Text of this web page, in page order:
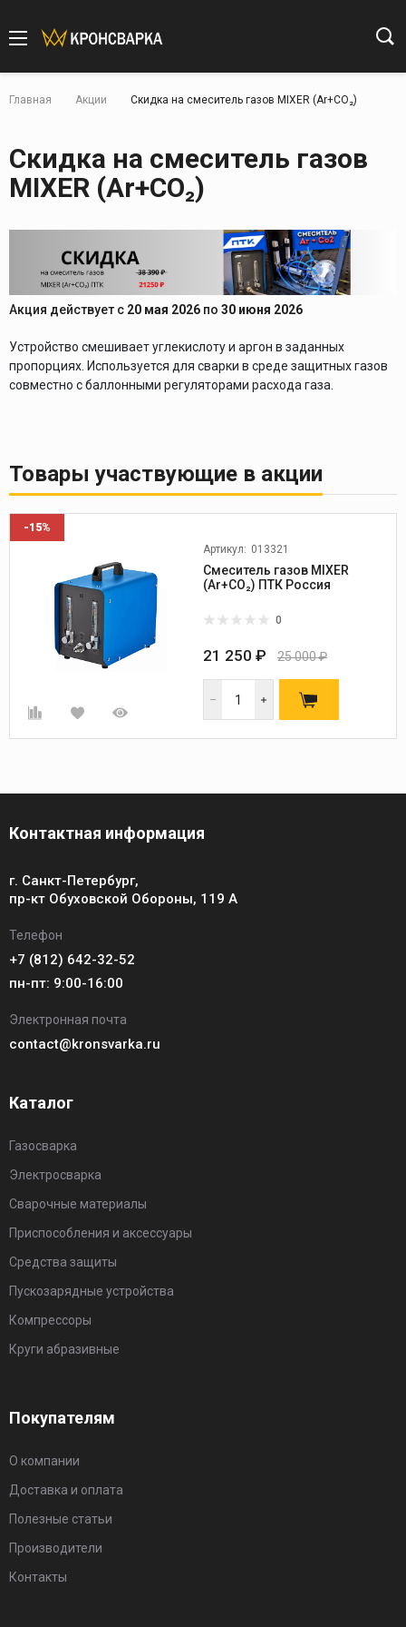
Главная Акции Скидка на смеситель газов MIXER (Ar+CO₂)
Скидка на смеситель газов
MIXER (Ar+CO₂)
Акция действует с 20 мая 2026 по 30 июня 2026
Устройство смешивает углекислоту и аргон в заданных
пропорциях. Используется для сварки в среде защитных газов
совместно с баллонными регуляторами расхода газа.
Товары участвующие в акции
-15%
Артикул: 013321
Смеситель газов MIXER
(Ar+CO₂) ПТК Россия
0
21 250 ₽ 25 000 ₽
Контактная информация
г. Санкт-Петербург,
пр-кт Обуховской Обороны, 119 А
Телефон
+7 (812) 642-32-52
пн-пт: 9:00-16:00
Электронная почта
contact@kronsvarka.ru
Каталог
Газосварка
Электросварка
Сварочные материалы
Приспособления и аксессуары
Средства защиты
Пускозарядные устройства
Компрессоры
Круги абразивные
Покупателям
О компании
Доставка и оплата
Полезные статьи
Производители
Контакты